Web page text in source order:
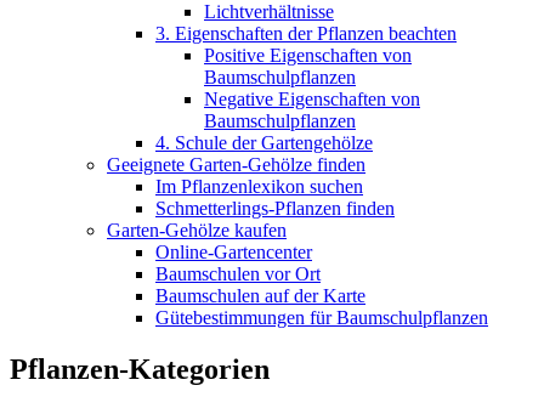
Lichtverhältnisse
3. Eigenschaften der Pflanzen beachten
Positive Eigenschaften von
Baumschulpflanzen
Negative Eigenschaften von
Baumschulpflanzen
4. Schule der Gartengehölze
Geeignete Garten-Gehölze finden
Im Pflanzenlexikon suchen
Schmetterlings-Pflanzen finden
Garten-Gehölze kaufen
Online-Gartencenter
Baumschulen vor Ort
Baumschulen auf der Karte
Gütebestimmungen für Baumschulpflanzen
Pflanzen-Kategorien